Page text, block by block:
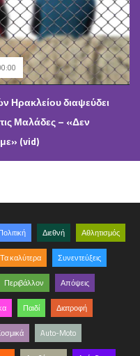
Ηρακλείου διαψεύδει
Μαλάδες – «Δεν
(vid)
Διεθνή Αθλητισμός
Τα καλύτερα Συνεντεύξεις
Περιβάλλον Απόψεις
Παιδί Διατροφή
Auto-Moto